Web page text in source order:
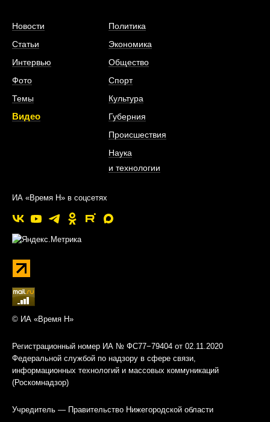
Новости
Статьи
Интервью
Фото
Темы
Видео
Политика
Экономика
Общество
Спорт
Культура
Губерния
Происшествия
Наука
и технологии
ИА «Время Н» в соцсетях
© ИА «Время Н»
Регистрационный номер ИА № ФС77−79404 от 02.11.2020
Федеральной службой по надзору в сфере связи,
информационных технологий и массовых коммуникаций
(Роскомнадзор)
Учредитель — Правительство Нижегородской области